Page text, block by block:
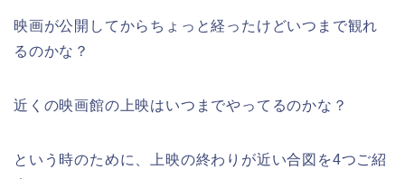
映画が公開してからちょっと経ったけどいつまで観れ
るのかな？
近くの映画館の上映はいつまでやってるのかな？
という時のために、上映の終わりが近い合図を4つご紹